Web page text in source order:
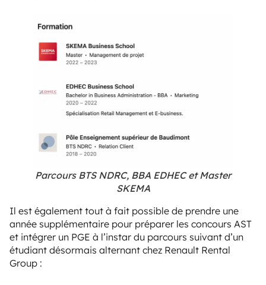
Parcours BTS NDRC, BBA EDHEC et Master
SKEMA
Il est également tout à fait possible de prendre une
année supplémentaire pour préparer les concours AST
et intégrer un PGE à l’instar du parcours suivant d’un
étudiant désormais alternant chez Renault Rental
Group :